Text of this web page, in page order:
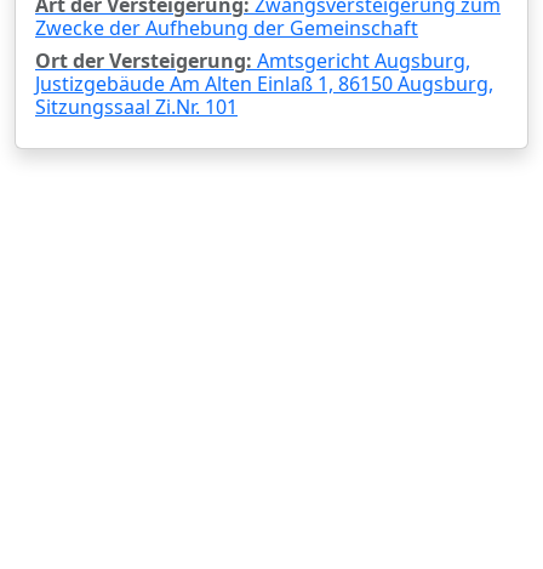
Zwecke der Aufhebung der Gemeinschaft
Ort der Versteigerung: Amtsgericht Augsburg,
Justizgebäude Am Alten Einlaß 1, 86150 Augsburg,
Sitzungssaal Zi.Nr. 101